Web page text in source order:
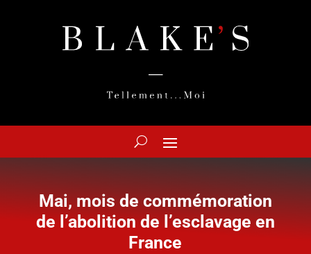
Mai, mois de commémoration
de l’abolition de l’esclavage en
France